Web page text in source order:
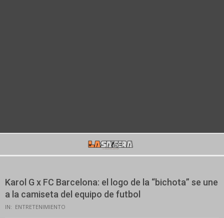
Karol G x FC Barcelona: el logo de la “bichota” se une
a la camiseta del equipo de futbol
IN: ENTRETENIMIENTO